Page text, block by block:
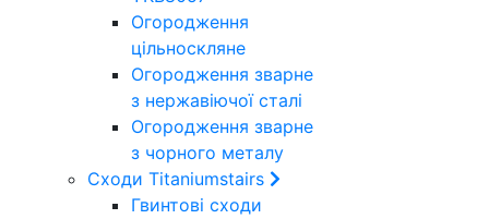
Огородження
цільноскляне
Огородження зварне
з нержавіючої сталі
Огородження зварне
з чорного металу
Сходи Titaniumstairs
Гвинтові сходи